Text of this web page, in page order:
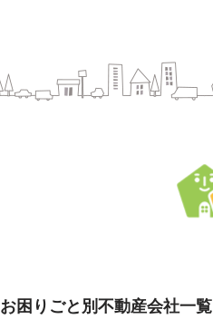
お困りごと別不動産会社一覧